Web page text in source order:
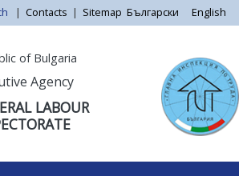
Skip
to
main
Български English
| Contacts | Sitemap
of Bulgaria
Agency
LABOUR